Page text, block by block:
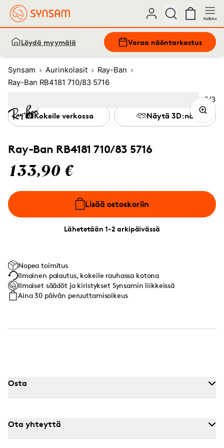
Valikko
Löydä myymälä Varaa näöntarkastus
Synsam Aurinkolasit
Ray-Ban
Ray-Ban RB4181 710/83 5716
Ray-Ban RB4181 710/83 5716
133,90 €
Lisää ostoskoriin
Lähetetään 1-2 arkipäivässä
Kokeile verkossa Näytä 3D:nä
Nopea toimitus
Ilmainen palautus, kokeile rauhassa kotona
Ilmaiset säädöt ja kiristykset Synsamin liikkeissä
Aina 30 päivän peruuttamisoikeus
Kuva
2/3
3
Osta
Ota yhteyttä